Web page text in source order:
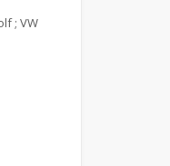
; VW